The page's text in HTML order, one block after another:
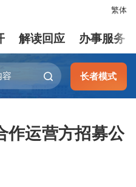
繁体
解读回应 办事服务
长者模式
作运营方招募公